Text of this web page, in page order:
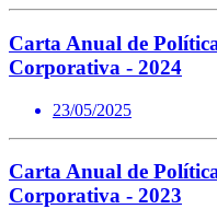
Carta Anual de
Corporativa - 2024
23/05/2025
Carta Anual de
Corporativa - 2023